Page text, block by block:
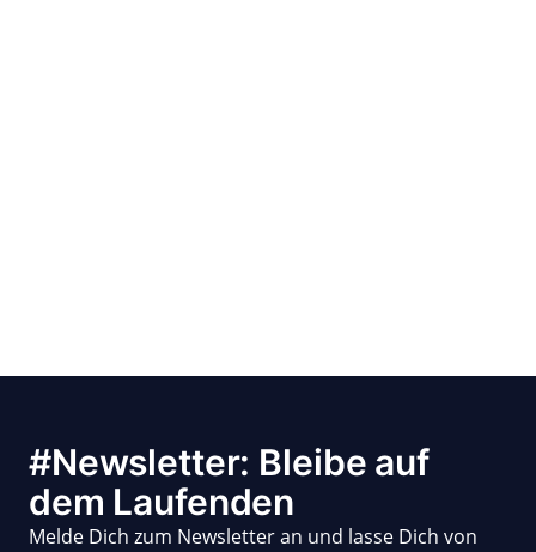
#Newsletter: Bleibe auf
dem Laufenden
Melde Dich zum Newsletter an und lasse Dich von